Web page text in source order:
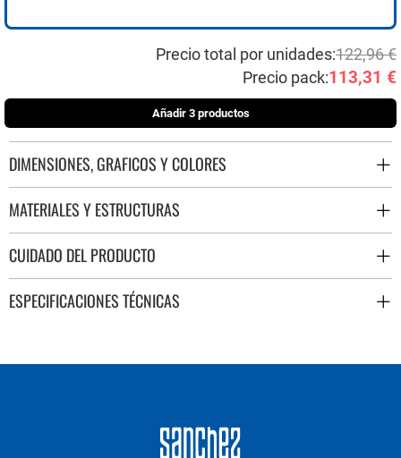
Precio total por unidades:122,96 €
Precio pack:113,31 €
Añadir 3 productos
DIMENSIONES, GRAFICOS Y COLORES
MATERIALES Y ESTRUCTURAS
CUIDADO DEL PRODUCTO
ESPECIFICACIONES TÉCNICAS